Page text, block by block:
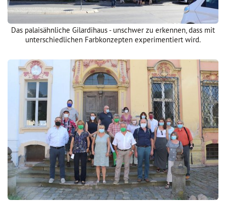
Das palaisähnliche Gilardihaus - unschwer zu erkennen, dass mit
unterschiedlichen Farbkonzepten experimentiert wird.